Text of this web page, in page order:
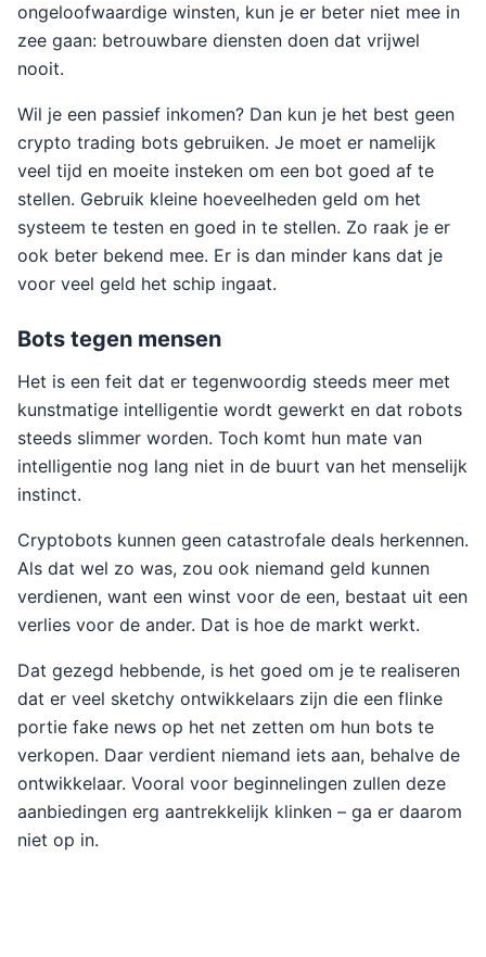
ongeloofwaardige winsten, kun je er beter niet mee in
zee gaan: betrouwbare diensten doen dat vrijwel
nooit.
Wil je een passief inkomen? Dan kun je het best geen
crypto trading bots gebruiken. Je moet er namelijk
veel tijd en moeite insteken om een bot goed af te
stellen. Gebruik kleine hoeveelheden geld om het
systeem te testen en goed in te stellen. Zo raak je er
ook beter bekend mee. Er is dan minder kans dat je
voor veel geld het schip ingaat.
Bots tegen mensen
Het is een feit dat er tegenwoordig steeds meer met
kunstmatige intelligentie wordt gewerkt en dat robots
steeds slimmer worden. Toch komt hun mate van
intelligentie nog lang niet in de buurt van het menselijk
instinct.
Cryptobots kunnen geen catastrofale deals herkennen.
Als dat wel zo was, zou ook niemand geld kunnen
verdienen, want een winst voor de een, bestaat uit een
verlies voor de ander. Dat is hoe de markt werkt.
Dat gezegd hebbende, is het goed om je te realiseren
dat er veel sketchy ontwikkelaars zijn die een flinke
portie fake news op het net zetten om hun bots te
verkopen. Daar verdient niemand iets aan, behalve de
ontwikkelaar. Vooral voor beginnelingen zullen deze
aanbiedingen erg aantrekkelijk klinken – ga er daarom
niet op in.